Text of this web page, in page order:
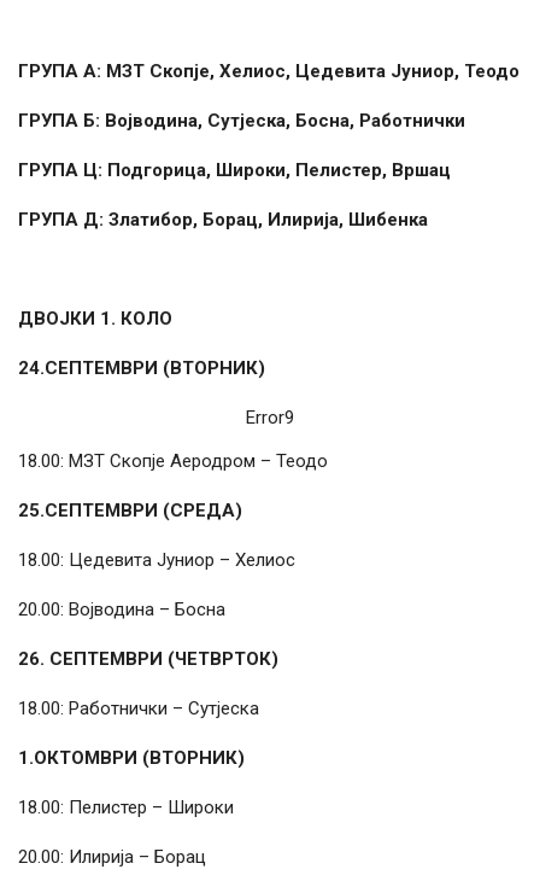
ГРУПА А: МЗТ Скопје, Хелиос, Цедевита Јуниор, Теодо
ГРУПА Б: Војводина, Сутјеска, Босна, Работнички
ГРУПА Ц: Подгорица, Широки, Пелистер, Вршац
ГРУПА Д: Златибор, Борац, Илирија, Шибенка
ДВОЈКИ 1. КОЛО
24.СЕПТЕМВРИ (ВТОРНИК)
Error9
18.00: МЗТ Скопје Аеродром – Теодо
25.СЕПТЕМВРИ (СРЕДА)
18.00: Цедевита Јуниор – Хелиос
20.00: Војводина – Босна
26. СЕПТЕМВРИ (ЧЕТВРТОК)
18.00: Работнички – Сутјеска
1.ОКТОМВРИ (ВТОРНИК)
18.00: Пелистер – Широки
20.00: Илирија – Борац